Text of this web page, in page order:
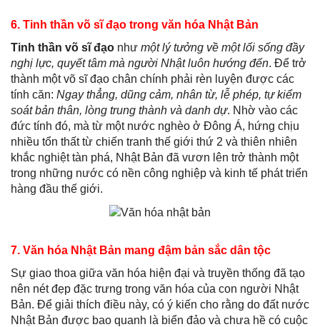
6. Tinh thần võ sĩ đạo trong văn hóa Nhật Bản
Tinh thần võ sĩ đạo như một lý tưởng về một lối sống đầy
nghị lực, quyết tâm mà người Nhật luôn hướng đến. Để trở
thành một võ sĩ đạo chân chính phải rèn luyện được các
tính căn: Ngay thẳng, dũng cảm, nhân từ, lễ phép, tự kiểm
soát bản thân, lòng trung thành và danh dự. Nhờ vào các
đức tính đó, mà từ một nước nghèo ở Đông Á, hứng chịu
nhiều tổn thất từ chiến tranh thế giới thứ 2 và thiên nhiên
khắc nghiệt tàn phá, Nhật Bản đã vươn lên trở thành một
trong những nước có nền công nghiệp và kinh tế phát triển
hàng đầu thế giới.
7. Văn hóa Nhật Bản mang đậm bản sắc dân tộc
Sự giao thoa giữa văn hóa hiện đại và truyền thống đã tạo
nên nét đẹp đặc trưng trong văn hóa của con người Nhật
Bản. Để giải thích điều này, có ý kiến cho rằng do đất nước
Nhật Bản được bao quanh là biển đảo và chưa hề có cuộc